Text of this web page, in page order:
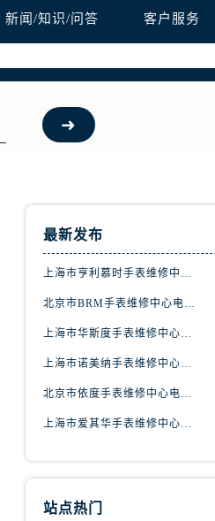
新闻/知识/问答 客户服务
最新发布
上海市亨利慕时手表维修中心电话（提供专业维修服务，确保您的手表焕然一新）
北京市BRM手表维修中心电话（维修专家24小时在线，服务周到）
上海市华斯度手表维修中心地址在哪里（寻找可靠维修服务不再难）
上海市诺美纳手表维修中心地址在哪里（如何轻松找到它）
北京市依度手表维修中心电话（提供专业维修服务，解决您的手表难题）
上海市爱其华手表维修中心地址查询（如何轻松找到维修点）
站点热门